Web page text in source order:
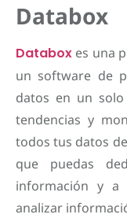
Databox
Databox es una
un software de
datos en un
tendencias y
todos tus datos
que puedas
información y a
analizar